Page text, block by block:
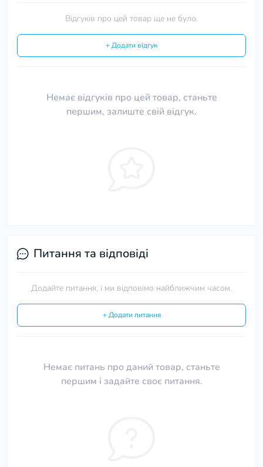
Відгуків про цей товар ще не було.
+ Додати відгук
Немає відгуків про цей товар, станьте
першим, залиште свій відгук.
Питання та відповіді
Додайте питання, і ми відповімо найближчим часом.
+ Додати питання
Немає питань про даний товар, станьте
першим і задайте своє питання.